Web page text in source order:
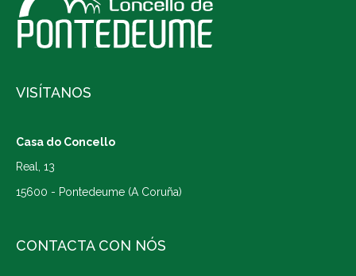
VISÍTANOS
Casa do Concello
Real, 13
15600 - Pontedeume (A Coruña)
CONTACTA CON NÓS